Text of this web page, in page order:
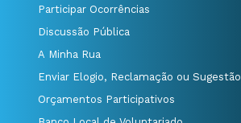
Participar Ocorrências
Discussão Pública
A Minha Rua
Enviar Elogio, Reclamação ou Sugestão
Orçamentos Participativos